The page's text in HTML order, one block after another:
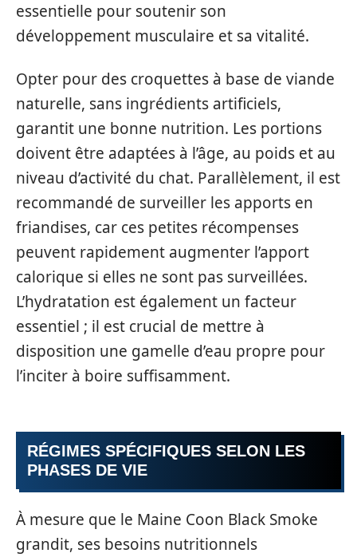
essentielle pour soutenir son
développement musculaire et sa vitalité.
Opter pour des croquettes à base de viande
naturelle, sans ingrédients artificiels,
garantit une bonne nutrition. Les portions
doivent être adaptées à l’âge, au poids et au
niveau d’activité du chat. Parallèlement, il est
recommandé de surveiller les apports en
friandises, car ces petites récompenses
peuvent rapidement augmenter l’apport
calorique si elles ne sont pas surveillées.
L’hydratation est également un facteur
essentiel ; il est crucial de mettre à
disposition une gamelle d’eau propre pour
l’inciter à boire suffisamment.
RÉGIMES SPÉCIFIQUES SELON LES
PHASES DE VIE
À mesure que le Maine Coon Black Smoke
grandit, ses besoins nutritionnels